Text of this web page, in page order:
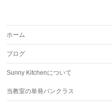
ホーム
ブログ
Sunny Kitchenについて
当教室の単発パンクラス